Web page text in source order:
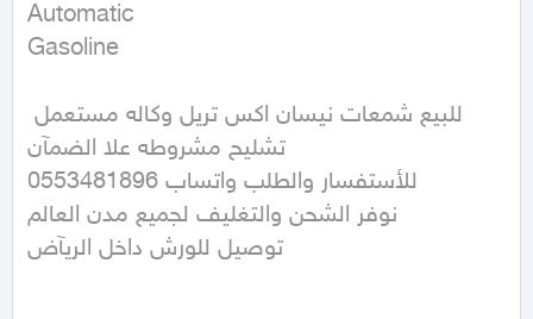
Automatic
Gasoline
تشليح مشروطه علا الضمآن
للأستفسار والطلب واتساب 0553481896
نوفر الشحن والتغليف لجميع مدن العالم
توصيل للورش داخل الريآض